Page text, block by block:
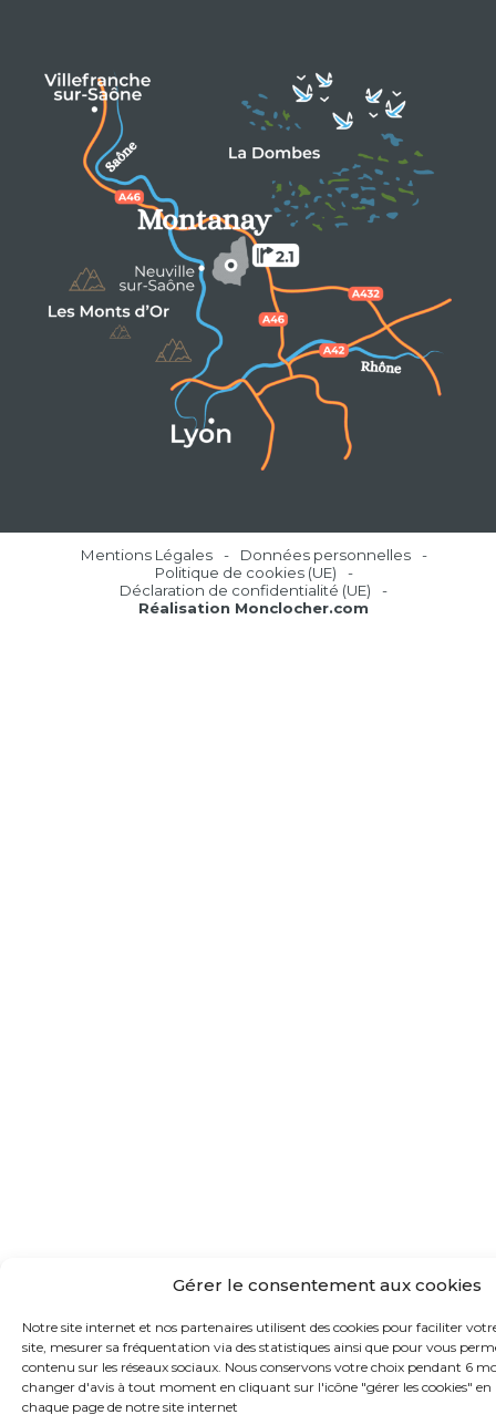
Gérer le consentement aux cookies
Notre site internet et nos partenaires utilisent des cookies pour faciliter
site, mesurer sa fréquentation via des statistiques ainsi que pour vous
contenu sur les réseaux sociaux. Nous conservons votre choix pendant 6
changer d'avis à tout moment en cliquant sur l'icône "gérer les cookies" en
chaque page de notre site internet
Mentions Légales
Données personnelles
Politique de cookies (UE)
Déclaration de confidentialité (UE)
Réalisation Monclocher.com